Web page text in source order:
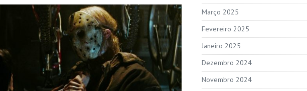
Março 2025
Fevereiro 2025
Janeiro 2025
Dezembro 2024
Novembro 2024